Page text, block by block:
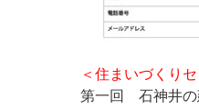
＜住まいづくり
第一回 石神井の